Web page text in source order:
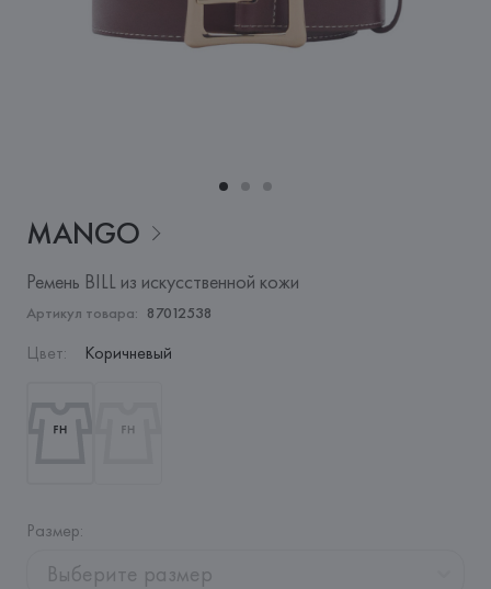
MANGO
Ремень BILL из искусственной кожи
Артикул товара: 87012538
Цвет: Коричневый
Размер:
Выберите размер